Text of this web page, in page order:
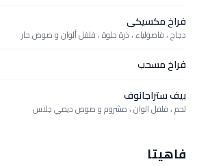
فراخ مكسيكى
دجاج ، فاصولياء ، ذرة حلوة ، فلفل ألوان و صوص حار
فراخ مسحب
بيف ستراجانوف
لحم ، فلفل الوان ، مشروم و صوص ديمي جلاس
فاهيتا